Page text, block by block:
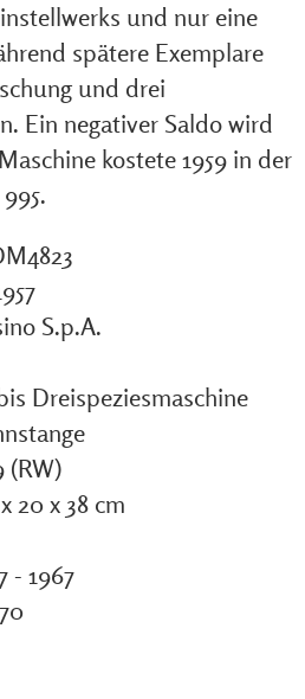
und nur eine
spätere Exemplare
und drei
Ein negativer Saldo wird
kostete 1959 in der
S.p.A.
Dreispeziesmaschine
(RW)
20 x 38 cm
- 1967